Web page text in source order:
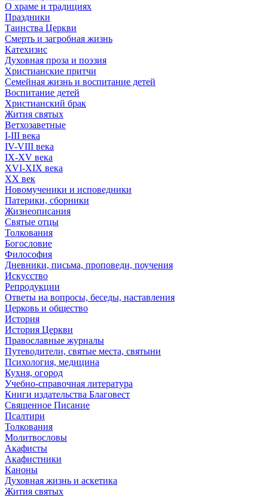
О храме и традициях
Праздники
Таинства Церкви
Смерть и загробная жизнь
Катехизис
Духовная проза и поэзия
Христианские притчи
Семейная жизнь и воспитание детей
Воспитание детей
Христианский брак
Жития святых
Ветхозаветные
I-III века
IV-VIII века
IX-XV века
XVI-XIX века
XX век
Новомученики и исповедники
Патерики, сборники
Жизнеописания
Святые отцы
Толкования
Богословие
Философия
Дневники, письма, проповеди, поучения
Искусство
Репродукции
Ответы на вопросы, беседы, наставления
Церковь и общество
История
История Церкви
Православные журналы
Путеводители, святые места, святыни
Психология, медицина
Кухня, огород
Учебно-справочная литература
Книги издательства Благовест
Священное Писание
Псалтири
Толкования
Молитвословы
Акафисты
Акафистники
Каноны
Духовная жизнь и аскетика
Жития святых